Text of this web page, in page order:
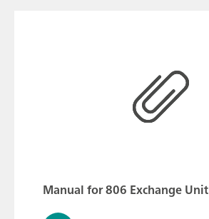
Manual for 806 Exchange Unit